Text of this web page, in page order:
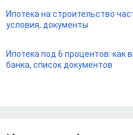
Ипотека на строительство
условия, документы
Ипотека под 6 процентов: как
банка, список документов